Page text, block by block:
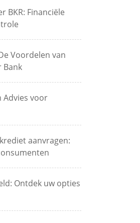
BKR: Financiële
Voordelen van
Bank
Advies voor
aanvragen:
Ontdek uw opties